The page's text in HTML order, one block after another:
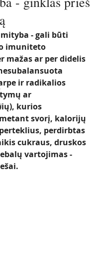
- gali būti
imuniteto
mažas ar per didelis
ir radikalios
ar
kurios
svorį, kalorijų
perdirbtas
cukraus, druskos
vartojimas -